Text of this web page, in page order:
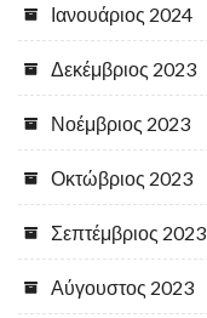
Ιανουάριος 2024
Δεκέμβριος 2023
Νοέμβριος 2023
Οκτώβριος 2023
Σεπτέμβριος 2023
Αύγουστος 2023